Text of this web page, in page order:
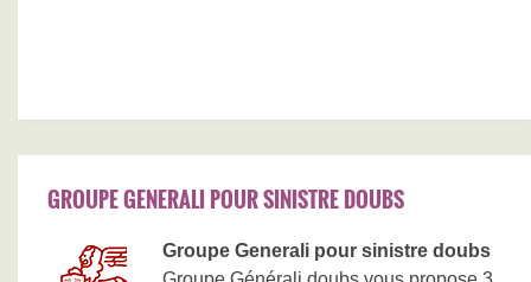
GROUPE GENERALI POUR SINISTRE DOUBS
Groupe Generali pour sinistre doubs